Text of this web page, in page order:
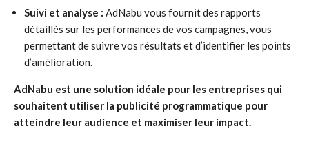
Suivi et analyse : AdNabu vous fournit des rapports
détaillés sur les performances de vos campagnes, vous
permettant de suivre vos résultats et d’identifier les points
d’amélioration.
AdNabu est une solution idéale pour les entreprises qui
souhaitent utiliser la publicité programmatique pour
atteindre leur audience et maximiser leur impact.